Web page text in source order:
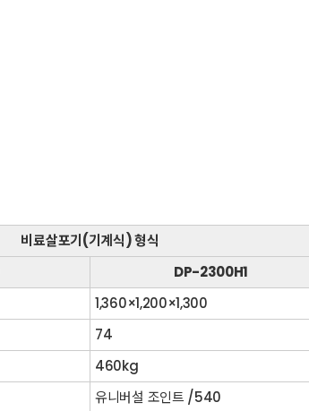
비료살포기(기계식) 형식
DP-2300H1
1,360×1,200×1,300
74
460kg
유니버설 조인트 /540